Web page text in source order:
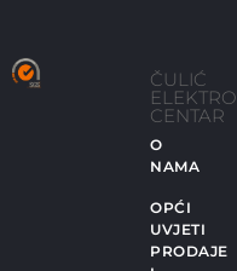
ČULIĆ
ELEKTRO
CENTAR
O
NAMA
OPĆI
UVJETI
PRODAJE